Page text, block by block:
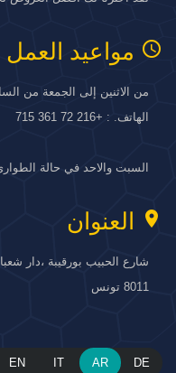
access_time مواعيد العمل
من الاثنين إلى الجمعة من الساعة 9 صباحًا حتى الساعة
الهاتف. : +216 72 361 715
السبت والاحد في حالة
location_on العنوان
شارع الحبيب بورقيبة ،دار
8011 تونس
EN IT AR DE